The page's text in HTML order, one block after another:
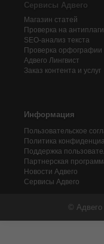
Сервисы Адвего
Магазин статей
Проверка на
SEO-анализ текста
Проверка орфографии
Адвего Лингвист
Заказ контента и услуг
Информация
Пользовательское
Политика
Поддержка
Партнерская
Новости Адвего
Сервисы Адвего
©